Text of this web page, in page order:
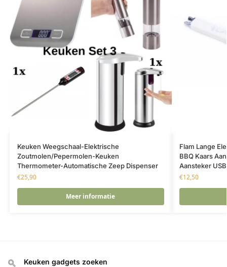
Keuken Weegschaal-Elektrische
Zoutmolen/Pepermolen-Keuken
Thermometer-Automatische Zeep Dispenser
€25,90
Meer informatie
Flam Lange
BBQ Kaars
Aansteker
€12,50
Keuken gadgets zoeken